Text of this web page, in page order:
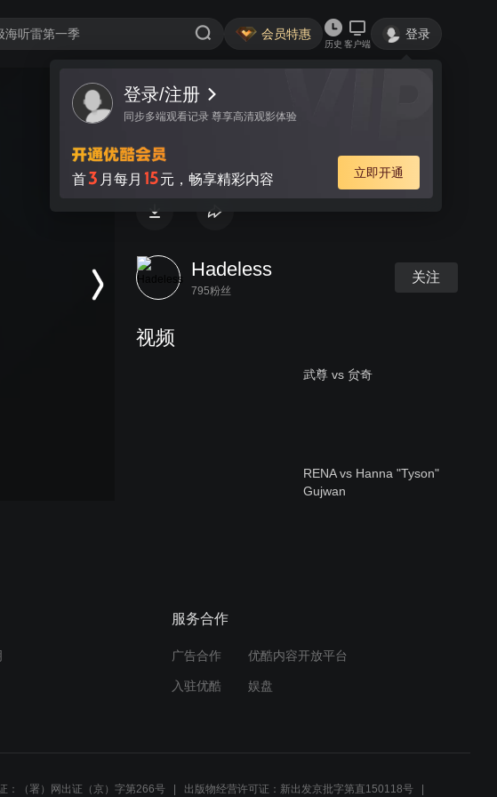
会员特惠
历史 客户端
登录
登录/注册
同步多端观看记录 尊享高清观影体验
首3 月每月 15元，畅享精彩内容 立即开通
视频 讨论
キックの鬼 沢村忠の真実
Hadeless
795粉丝
关注
视频
武尊 vs 贠奇
RENA vs Hanna "Tyson"
Gujwan
服务合作
广告合作 优酷内容开放平台
入驻优酷 娱盘
：（署）网出证（京）字第266号 出版物经营许可证：新出发京批字第直150118号